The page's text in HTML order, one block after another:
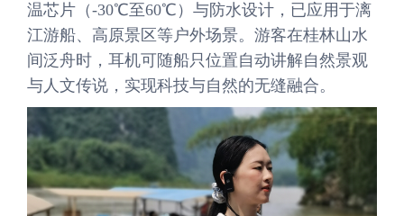
温芯片（-30℃至60℃）与防水设计，已应用于漓
江游船、高原景区等户外场景。游客在桂林山水
间泛舟时，耳机可随船只位置自动讲解自然景观
与人文传说，实现科技与自然的无缝融合。